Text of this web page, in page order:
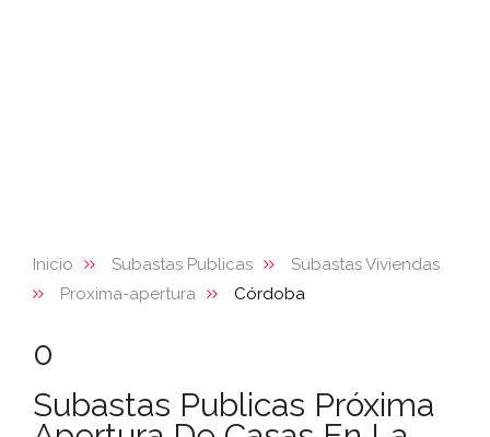
Inicio Subastas Publicas
Subastas Viviendas
Proxima-apertura
Córdoba
0
Subastas Publicas Próxima